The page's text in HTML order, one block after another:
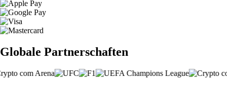
Globale Partnerschaften